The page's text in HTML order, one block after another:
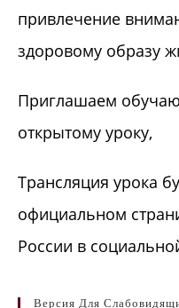
привлечение
здоровому образу
Приглашаем
открытому уроку,
Трансляция урока
официальном
России в
Версия Для